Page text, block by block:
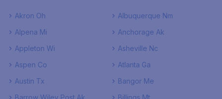
Akron Oh
Albuquerque Nm
Alpena Mi
Anchorage Ak
Appleton Wi
Asheville Nc
Aspen Co
Atlanta Ga
Austin Tx
Bangor Me
Barrow Wiley Post Ak
Billings Mt